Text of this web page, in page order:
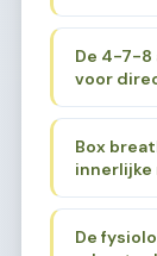
De 4-7-8
voor
Box
innerlijke
De